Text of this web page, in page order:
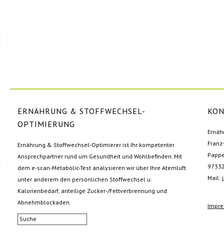
ERNÄHRUNG & STOFFWECHSEL-
OPTIMIERUNG
Ernährung & Stoffwechsel-Optimierer ist Ihr kompetenter
Ansprechpartner rund um Gesundheit und Wohlbefinden. Mit
dem e-scan-Metabolic-Test analysieren wir über Ihre Atemluft
unter anderem den persönlichen Stoffwechsel u.
Kalorienbedarf, anteilige Zucker-/Fettverbrennung und
Abnehmblockaden.
Mail: